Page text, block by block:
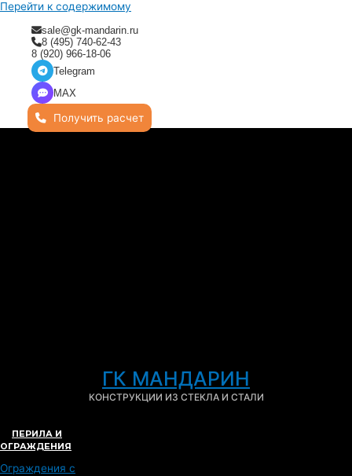
Перейти к содержимому
sale@gk-mandarin.ru
8 (495) 740-62-43
8 (920) 966-18-06
Telegram
MAX
Получить расчет
ГК МАНДАРИН
КОНСТРУКЦИИ ИЗ СТЕКЛА И СТАЛИ
ПЕРИЛА И
ОГРАЖДЕНИЯ
Ограждения с